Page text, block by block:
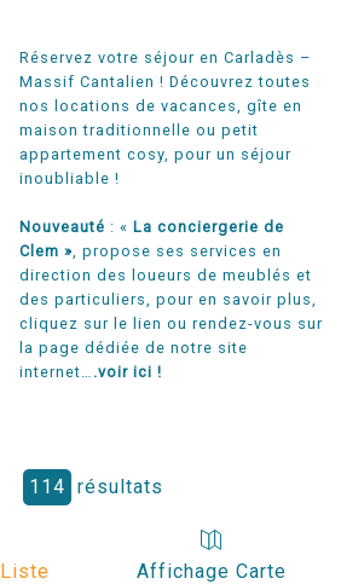
Réservez votre séjour en Carladès –
Massif Cantalien ! Découvrez toutes
nos locations de vacances, gîte en
maison traditionnelle ou petit
appartement cosy, pour un séjour
inoubliable !
Nouveauté : « La conciergerie de
Clem », propose ses services en
direction des loueurs de meublés et
des particuliers, pour en savoir plus,
cliquez sur le lien ou rendez-vous sur
la page dédiée de notre site
internet… .voir ici !
114 résultats
Affichage Carte